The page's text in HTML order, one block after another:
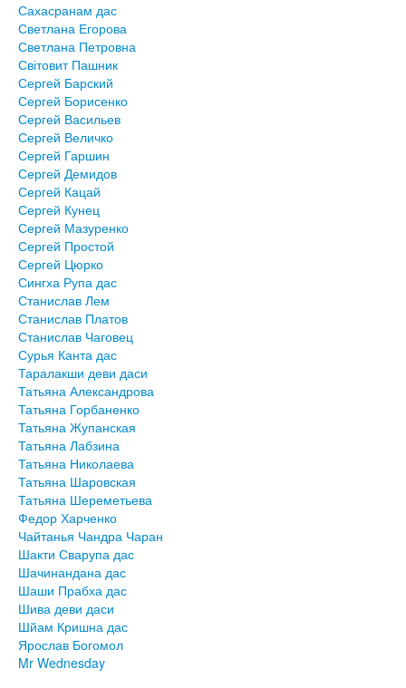
Сахасранам дас
Светлана Егорова
Светлана Петровна
Світовит Пашник
Сергей Барский
Сергей Борисенко
Сергей Васильев
Сергей Величко
Сергей Гаршин
Сергей Демидов
Сергей Кацай
Сергей Кунец
Сергей Мазуренко
Сергей Простой
Сергей Цюрко
Сингха Рупа дас
Станислав Лем
Станислав Платов
Станислав Чаговец
Сурья Канта дас
Таралакши деви даси
Татьяна Александрова
Татьяна Горбаненко
Татьяна Жупанская
Татьяна Лабзина
Татьяна Николаева
Татьяна Шаровская
Татьяна Шереметьева
Федор Харченко
Чайтанья Чандра Чаран
Шакти Сварупа дас
Шачинандана дас
Шаши Прабха дас
Шива деви даси
Шйам Кришна дас
Ярослав Богомол
Mr Wednesday